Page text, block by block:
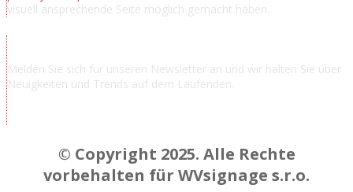
visuell ansprechende Seite möglich gemacht haben.
Melden Sie sich für unseren Newsletter an und wir halten Sie über
Neuigkeiten und Trends auf dem Laufenden.
© Copyright 2025. Alle Rechte
vorbehalten für WVsignage s.r.o.